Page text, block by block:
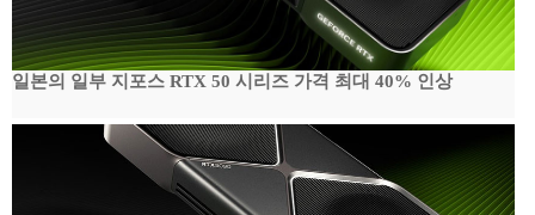
일본의 일부 지포스 RTX 50 시리즈 가격 최대 40% 인상